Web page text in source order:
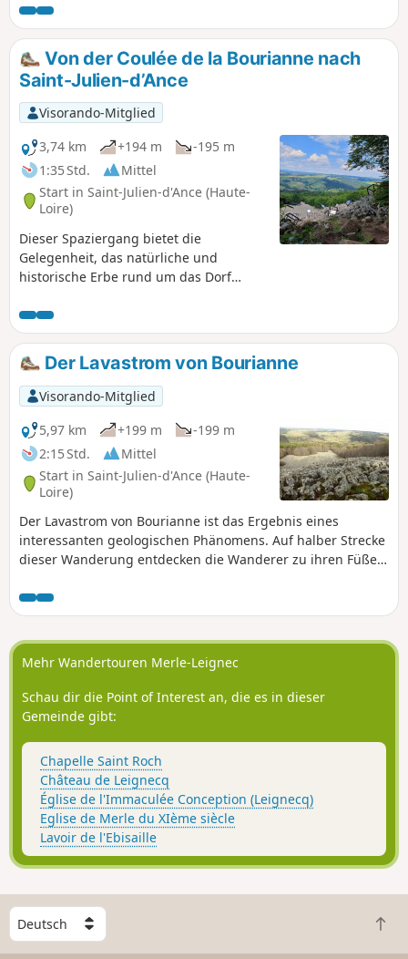
man einen wunderschönen Blick
zunächst auf die Loire und auf dem
Rückweg auf das Meygal-Massiv.
Von der Coulée de la Bourianne nach
Saint-Julien-d’Ance
Visorando-Mitglied
3,74 km
+194 m
-195 m
1:35 Std.
Mittel
Start in Saint-Julien-d'Ance (Haute-
Loire)
Dieser Spaziergang bietet die
Gelegenheit, das natürliche und
historische Erbe rund um das Dorf
insbesondere die Coulée de la
Bourianne.Die Wanderung wurde im
Rahmen des ECHO-Projekts
durchgeführt, das am 1.10.2023 endete.
Sie kann weiterhin unternommen
werden, um das Kulturerbe zu
erkunden.
Der Lavastrom von Bourianne
Visorando-Mitglied
5,97 km
+199 m
-199 m
2:15 Std.
Mittel
Start in Saint-Julien-d'Ance (Haute-
Loire)
Der Lavastrom von Bourianne ist das Ergebnis eines
interessanten geologischen Phänomens. Auf halber Strecke
dieser Wanderung entdecken die Wanderer zu ihren Füßen
Ferne das Massif du Forez.
Mehr Wandertouren Merle-Leignec
Schau dir die Point of Interest an, die es in dieser
Gemeinde gibt:
Chapelle Saint Roch
Château de Leignecq
Église de l'Immaculée Conception (Leignecq)
Eglise de Merle du XIème siècle
Lavoir de l'Ebisaille
W
ä
h
Z
u